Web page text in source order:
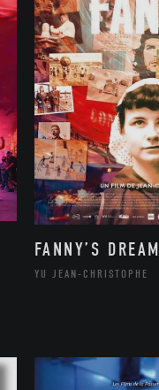
FANNY’S DREAM
YU JEAN-CHRISTOPHE